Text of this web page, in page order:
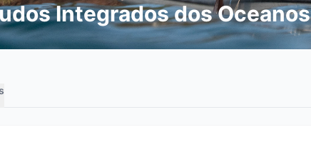
Integrados dos Oceanos